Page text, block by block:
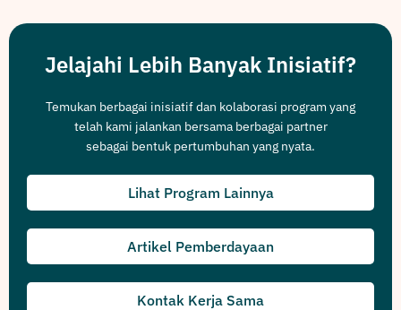
Jelajahi Lebih Banyak Inisiatif?
Temukan berbagai inisiatif dan kolaborasi program yang
telah kami jalankan bersama berbagai partner
sebagai bentuk pertumbuhan yang nyata.
Lihat Program Lainnya
Artikel Pemberdayaan
Kontak Kerja Sama